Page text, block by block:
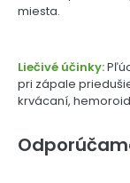
miesta.
Liečivé účinky:
pri zápale
krvácaní,